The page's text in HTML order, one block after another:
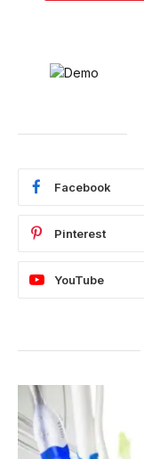
Facebook
Pinterest
YouTube